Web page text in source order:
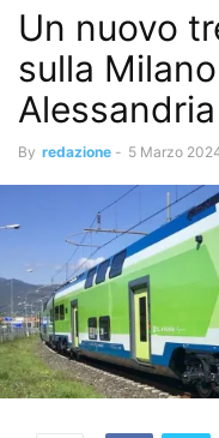
Un nuovo
sulla
Alessandria
By redazione - 5 Marzo